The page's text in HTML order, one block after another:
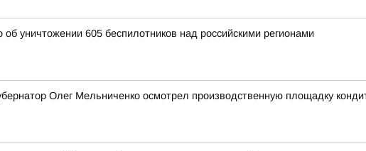
уничтожении 605 беспилотников над российскими регионами
Олег Мельниченко осмотрел производственную площадку